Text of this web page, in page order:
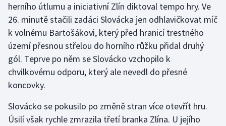
Parasport
Plavání
Plážový volejbal
Ragby
Rychlobruslení
herního útlumu a iniciativní Zlín diktoval tempo hry. Ve
26. minutě stačili zadáci Slovácka jen odhlavičkovat míč
k volnému Bartošákovi, který před hranicí trestného
území přesnou střelou do horního růžku přidal druhý
gól. Teprve po něm se Slovácko vzchopilo k
chvilkovému odporu, který ale nevedl do přesné
koncovky.
Slovácko se pokusilo po změně stran více otevřít hru.
Úsilí však rychle zmrazila třetí branka Zlína. U jejího